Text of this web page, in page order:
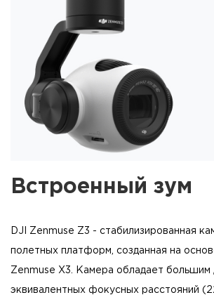
Встроенный зум
DJI Zenmuse Z3 - стабилизированная
полетных платформ, созданная на
Zenmuse X3. Камера обладает большим
эквивалентных фокусных расстояний